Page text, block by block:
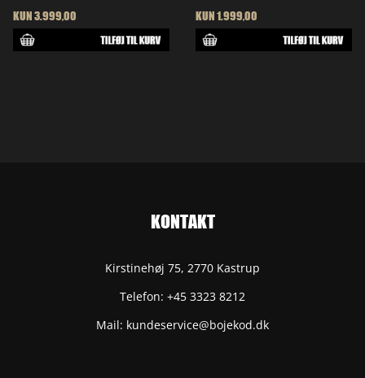
KUN 3.999,00 KUN 1.999,00
KONTAKT
Kirstinehøj 75, 2770 Kastrup
Telefon: +45 3323 8212
Mail: kundeservice@bojekod.dk